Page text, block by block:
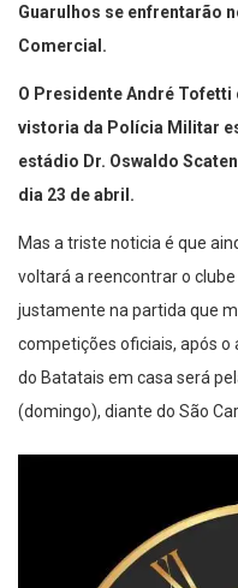
Guarulhos se enfrentarão
Comercial.
O Presidente André
vistoria da Polícia Militar
estádio Dr. Oswaldo
dia 23 de abril.
Mas a triste noticia é que
voltará a reencontrar o
justamente na partida que
competições oficiais, após o
do Batatais em casa será
(domingo), diante do São